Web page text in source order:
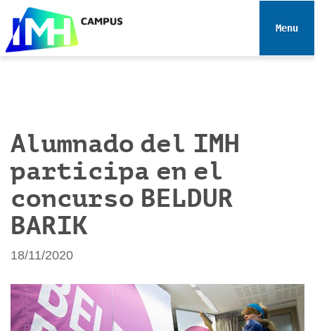
e
Toggle
Alumnado del IMH
participa en el
concurso BELDUR
BARIK
18/11/2020